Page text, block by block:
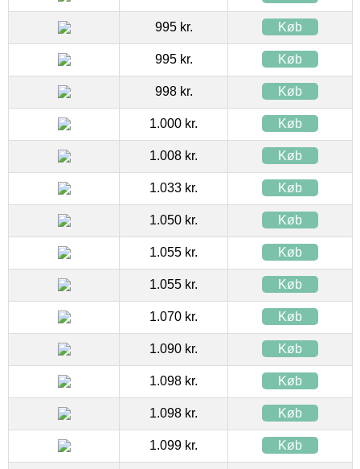
995 kr. Køb
995 kr. Køb
998 kr. Køb
1.000 kr. Køb
1.008 kr. Køb
1.033 kr. Køb
1.050 kr. Køb
1.055 kr. Køb
1.055 kr. Køb
1.070 kr. Køb
1.090 kr. Køb
1.098 kr. Køb
1.098 kr. Køb
1.099 kr. Køb